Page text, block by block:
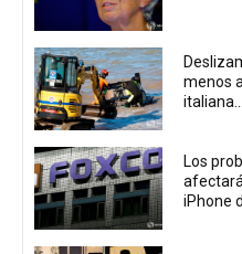
menos
italiana...
Los
iPhone